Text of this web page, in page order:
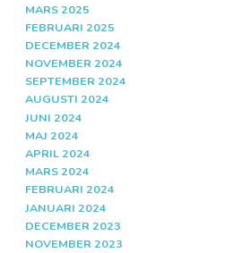
MARS 2025
FEBRUARI 2025
DECEMBER 2024
NOVEMBER 2024
SEPTEMBER 2024
AUGUSTI 2024
JUNI 2024
MAJ 2024
APRIL 2024
MARS 2024
FEBRUARI 2024
JANUARI 2024
DECEMBER 2023
NOVEMBER 2023